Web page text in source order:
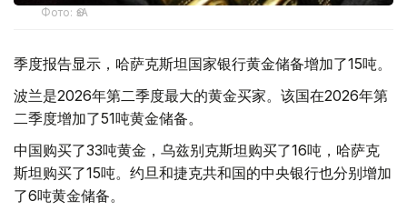
Фото: ӨзА
季度报告显示，哈萨克斯坦国家银行黄金储备增加了15吨。
波兰是2026年第二季度最大的黄金买家。该国在2026年第
二季度增加了51吨黄金储备。
中国购买了33吨黄金，乌兹别克斯坦购买了16吨，哈萨克
斯坦购买了15吨。约旦和捷克共和国的中央银行也分别增加
了6吨黄金储备。